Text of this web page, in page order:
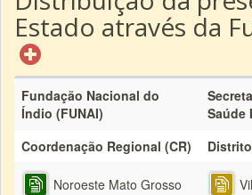
Estado através da
Fundação Nacional do
Índio (FUNAI)
Saúde
Coordenação Regional (CR)
Noroeste Mato Grosso